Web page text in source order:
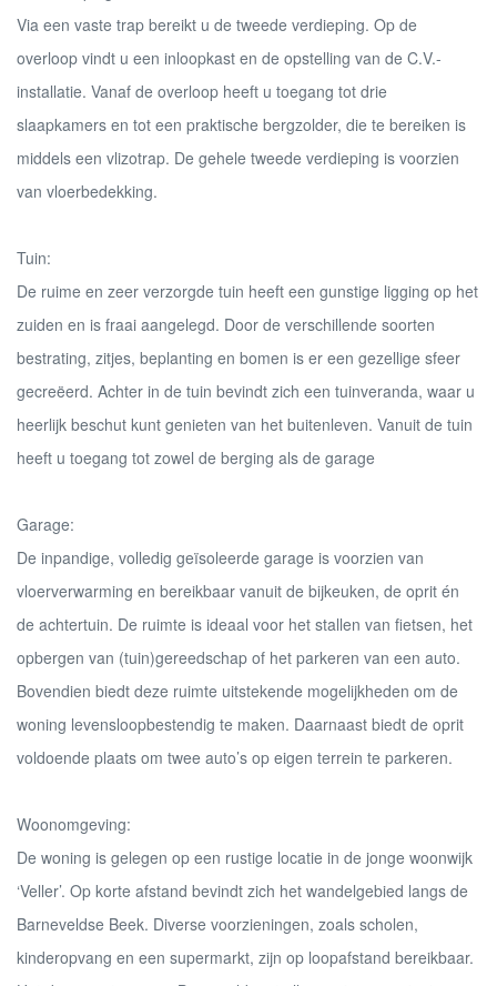
Via een vaste trap bereikt u de tweede verdieping. Op de
overloop vindt u een inloopkast en de opstelling van de C.V.-
installatie. Vanaf de overloop heeft u toegang tot drie
slaapkamers en tot een praktische bergzolder, die te bereiken is
middels een vlizotrap. De gehele tweede verdieping is voorzien
van vloerbedekking.
Tuin:
De ruime en zeer verzorgde tuin heeft een gunstige ligging op het
zuiden en is fraai aangelegd. Door de verschillende soorten
bestrating, zitjes, beplanting en bomen is er een gezellige sfeer
gecreëerd. Achter in de tuin bevindt zich een tuinveranda, waar u
heerlijk beschut kunt genieten van het buitenleven. Vanuit de tuin
heeft u toegang tot zowel de berging als de garage
Garage:
De inpandige, volledig geïsoleerde garage is voorzien van
vloerverwarming en bereikbaar vanuit de bijkeuken, de oprit én
de achtertuin. De ruimte is ideaal voor het stallen van fietsen, het
opbergen van (tuin)gereedschap of het parkeren van een auto.
Bovendien biedt deze ruimte uitstekende mogelijkheden om de
woning levensloopbestendig te maken. Daarnaast biedt de oprit
voldoende plaats om twee auto’s op eigen terrein te parkeren.
Woonomgeving:
De woning is gelegen op een rustige locatie in de jonge woonwijk
‘Veller’. Op korte afstand bevindt zich het wandelgebied langs de
Barneveldse Beek. Diverse voorzieningen, zoals scholen,
kinderopvang en een supermarkt, zijn op loopafstand bereikbaar.